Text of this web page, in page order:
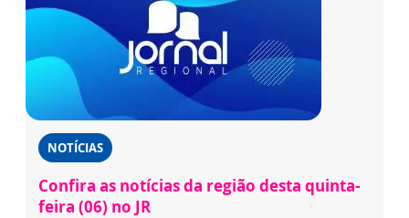
NOTÍCIAS
Confira as notícias da região desta quinta-
feira (06) no JR